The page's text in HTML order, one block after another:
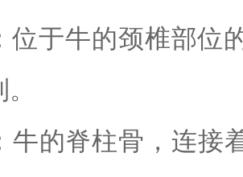
位于牛的颈椎部位
牛的脊柱骨，连接